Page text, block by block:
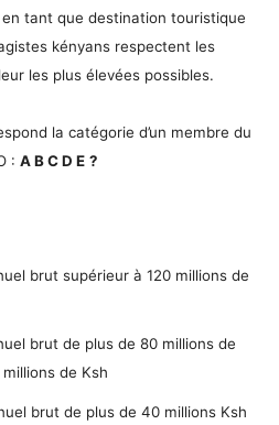
tant que destination touristique
kényans respectent les
les plus élevées possibles.
la catégorie d’un membre du
: A B C D E ?
brut supérieur à 120 millions de
brut de plus de 80 millions de
de Ksh
brut de plus de 40 millions Ksh